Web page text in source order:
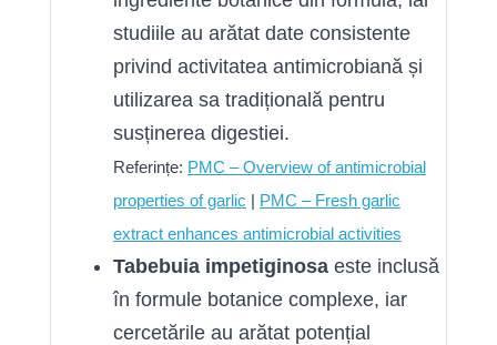
studiile au arătat date consistente
privind activitatea antimicrobiană și
utilizarea sa tradițională pentru
susținerea digestiei.
Referințe: PMC – Overview of antimicrobial
properties of garlic | PMC – Fresh garlic
extract enhances antimicrobial activities
Tabebuia impetiginosa este inclusă
în formule botanice complexe, iar
cercetările au arătat potențial